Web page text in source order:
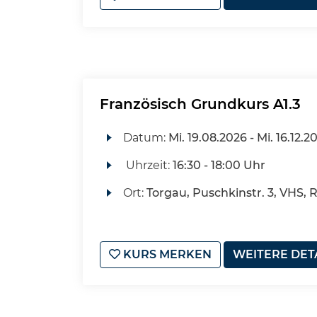
Französisch Grundkurs A1.3
Datum: Mi. 19.08.2026 - Mi.
Uhrzeit: 16:30 - 18:00 Uhr
Ort: Torgau, Puschkinstr. 3, VHS,
KURS MERKEN WEITERE